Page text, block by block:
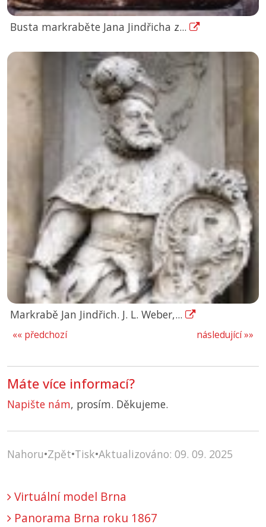
Busta markraběte Jana Jindřicha z...
Markrabě Jan Jindřich. J. L. Weber,...
následující »»
«« předchozí
Máte více informací?
Napište nám, prosím. Děkujeme.
Nahoru•Zpět•Tisk•Aktualizováno: 09. 09. 2025
Virtuální model Brna
Panorama Brna roku 1867